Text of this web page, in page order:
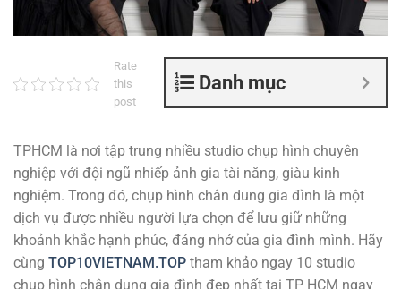
Danh mục
Rate
this
post
TPHCM là nơi tập trung nhiều studio chụp hình chuyên
nghiệp với đội ngũ nhiếp ảnh gia tài năng, giàu kinh
nghiệm. Trong đó, chụp hình chân dung gia đình là một
dịch vụ được nhiều người lựa chọn để lưu giữ những
khoảnh khắc hạnh phúc, đáng nhớ của gia đình mình. Hãy
cùng TOP10VIETNAM.TOP tham khảo ngay 10 studio
chụp hình chân dung gia đình đẹp nhất tại TP HCM ngay